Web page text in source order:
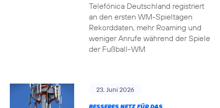
Telefónica Deutschland registriert
an den ersten WM-Spieltagen
Rekorddaten, mehr Roaming und
weniger Anrufe während der Spiele
der Fußball-WM
23. Juni 2026
BESSERES NETZ FÜR DAS